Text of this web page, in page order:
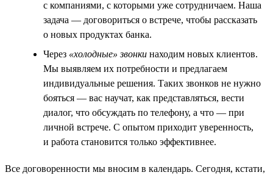
с компаниями, с которыми уже сотрудничаем. Наша
задача — договориться о встрече, чтобы рассказать
о новых продуктах банка.
Через «холодные» звонки находим новых клиентов.
Мы выявляем их потребности и предлагаем
индивидуальные решения. Таких звонков не нужно
бояться — вас научат, как представляться, вести
диалог, что обсуждать по телефону, а что — при
личной встрече. С опытом приходит уверенность,
и работа становится только эффективнее.
Все договоренности мы вносим в календарь. Сегодня, кстати,